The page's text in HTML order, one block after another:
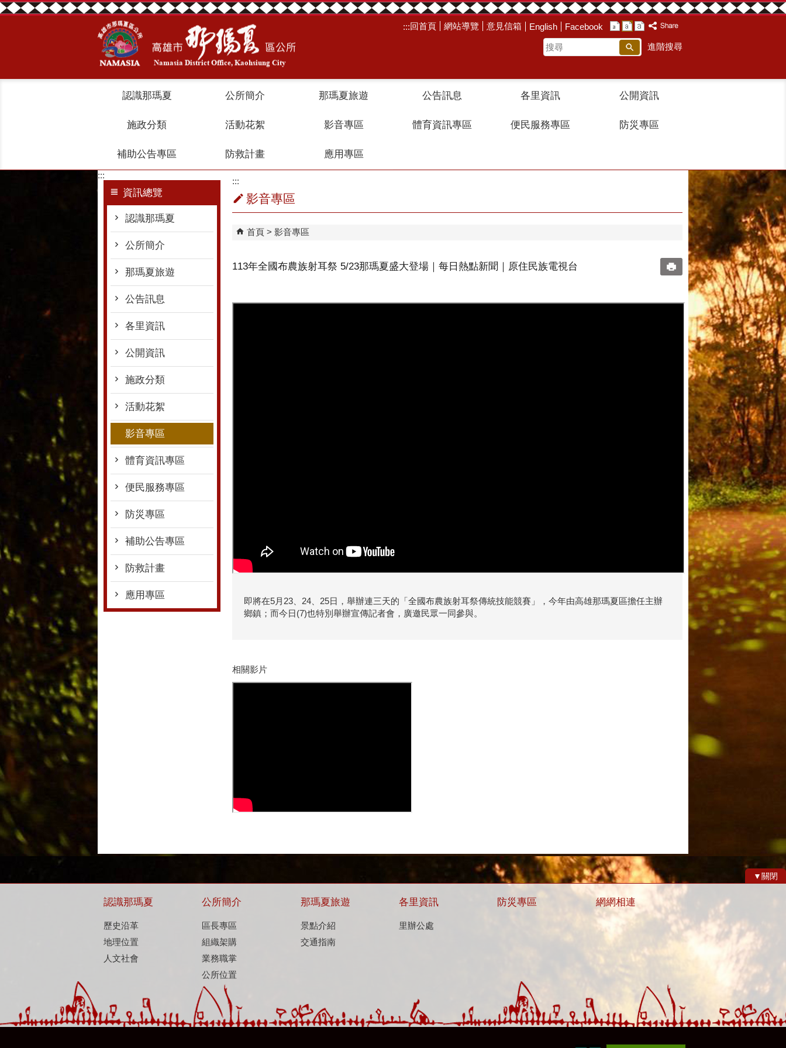
跳到主要內容區塊
:::回首頁 網站導覽 意見信箱 English
Facebook
搜
尋
進階搜尋
認識那瑪夏 公所簡介 那瑪夏旅遊 公告訊息 各里資訊 公開資訊
施政分類 活動花絮 影音專區 體育資訊專區 便民服務專區 防災專區
補助公告專區 防救計畫 應用專區
:::
資訊總覽
認識那瑪夏
公所簡介
那瑪夏旅遊
公告訊息
各里資訊
公開資訊
施政分類
活動花絮
影音專區
體育資訊專區
便民服務專區
防災專區
補助公告專區
防救計畫
應用專區
:::
影音專區
首頁 影音專區
113年全國布農族射耳祭 5/23那瑪夏盛大登場｜每日熱點新聞｜原住民族電視台
即將在5月23、24、25日，舉辦連三天的「全國布農族射耳祭傳統技能競賽」，今年由高雄那瑪夏區擔任主辦
鄉鎮；而今日(7)也特別舉辦宣傳記者會，廣邀民眾一同參與。
相關影片
▼關閉
認識那瑪夏
歷史沿革
地理位置
人文社會
公所簡介
區長專區
組織架購
業務職掌
公所位置
那瑪夏旅遊
景點介紹
交通指南
各里資訊
里辦公處
防災專區 網網相連